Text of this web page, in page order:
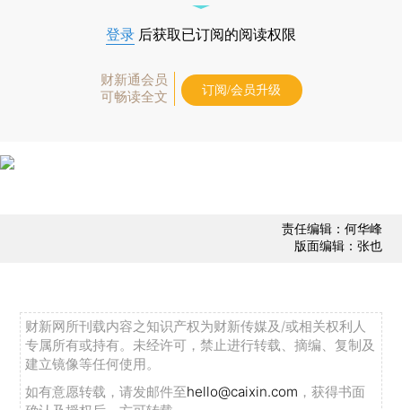
登录 后获取已订阅的阅读权限
财新通会员
可畅读全文
订阅/会员升级
责任编辑：何华峰
版面编辑：张也
财新网所刊载内容之知识产权为财新传媒及/或相关权利人
专属所有或持有。未经许可，禁止进行转载、摘编、复制及
建立镜像等任何使用。
如有意愿转载，请发邮件至hello@caixin.com ，获得书面